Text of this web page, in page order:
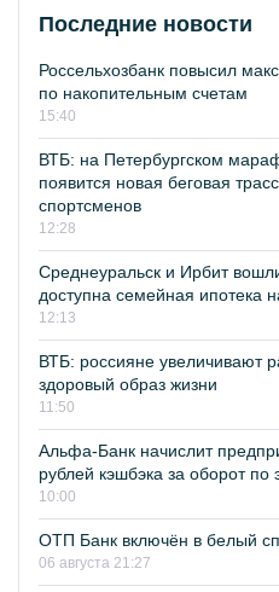
Последние новости
Россельхозбанк повысил
по накопительным счетам
15:40
ВТБ: на Петербургском
появится новая беговая
спортсменов
12:28
Среднеуральск и Ирбит
доступна семейная ипотека
12:13
ВТБ: россияне увеличивают
здоровый образ жизни
11:50
Альфа-Банк начислит
рублей кэшбэка за оборот по
10:00
ОТП Банк включён в белый
06 августа 21:27